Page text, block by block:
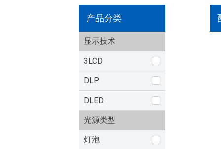
产品分类
显示技术
3LCD
DLP
DLED
光源类型
灯泡